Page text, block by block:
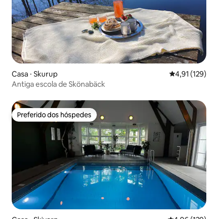
Casa ⋅ Skurup 4,91 de uma
4,91 (129)
Antiga escola de Skönabäck
Preferido dos hóspedes
Preferido dos hóspedes